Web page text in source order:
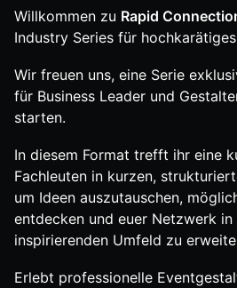
Willkommen zu Rapid
Industry Series für
Wir freuen uns, eine Serie
für Business Leader und
starten.
In diesem Format trefft ihr eine
Fachleuten in kurzen,
um Ideen auszutauschen,
entdecken und euer Netzwerk
inspirierenden Umfeld zu
Erlebt professionelle